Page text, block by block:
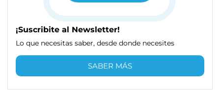
¡Suscribite al Newsletter!
Lo que necesitas saber, desde donde necesites
SABER MÁS